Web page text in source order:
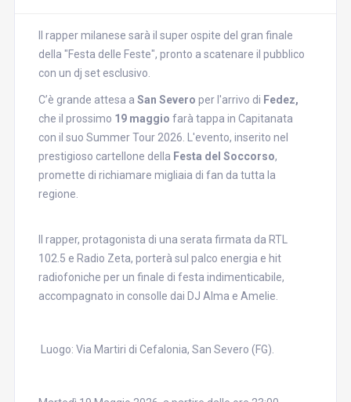
Il rapper milanese sarà il super ospite del gran finale
della "Festa delle Feste", pronto a scatenare il pubblico
con un dj set esclusivo.
C’è grande attesa a San Severo per l'arrivo di Fedez,
che il prossimo 19 maggio farà tappa in Capitanata
con il suo Summer Tour 2026. L'evento, inserito nel
prestigioso cartellone della Festa del Soccorso,
promette di richiamare migliaia di fan da tutta la
regione.
Il rapper, protagonista di una serata firmata da RTL
102.5 e Radio Zeta, porterà sul palco energia e hit
radiofoniche per un finale di festa indimenticabile,
accompagnato in consolle dai DJ Alma e Amelie.
Luogo: Via Martiri di Cefalonia, San Severo (FG).